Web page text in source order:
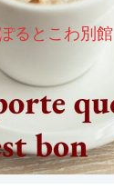
るとこわ別館